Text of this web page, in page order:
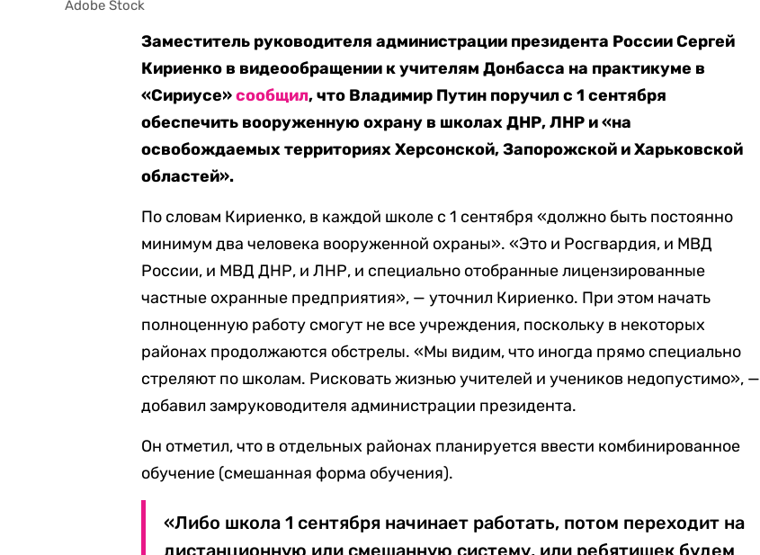
Adobe Stock
Заместитель руководителя администрации президента России Сергей
Кириенко в видеообращении к учителям Донбасса на практикуме в
«Сириусе»сообщил, что Владимир Путин поручил с 1 сентября
обеспечить вооруженную охрану в школах ДНР, ЛНР и «на
освобождаемых территориях Херсонской, Запорожской и Харьковской
областей».
По словам Кириенко, в каждой школе с 1 сентября «должно быть постоянно
минимум два человека вооруженной охраны». «Это и Росгвардия, и МВД
России, и МВД ДНР, и ЛНР, и специально отобранные лицензированные
частные охранные предприятия», — уточнил Кириенко. При этом начать
полноценную работу смогут не все учреждения, поскольку в некоторых
районах продолжаются обстрелы. «Мы видим, что иногда прямо специально
стреляют по школам. Рисковать жизнью учителей и учеников недопустимо», —
добавил замруководителя администрации президента.
Он отметил, что в отдельных районах планируется ввести комбинированное
обучение (смешанная форма обучения).
«Либо школа 1 сентября начинает работать, потом переходит на
дистанционную или смешанную систему, или ребятишек будем